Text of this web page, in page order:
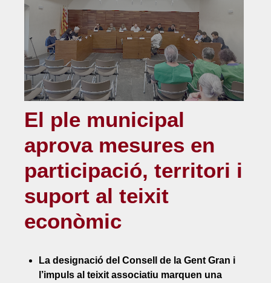
El ple municipal
aprova mesures en
participació, territori i
suport al teixit
econòmic
La designació del Consell de la Gent Gran i
l’impuls al teixit associatiu marquen una